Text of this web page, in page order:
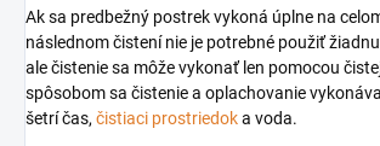
Ak sa predbežný postrek vykoná úplne na
následnom čistení nie je potrebné použiť
ale čistenie sa môže vykonať len pomocou
spôsobom sa čistenie a oplachovanie
šetrí čas, čistiaci prostriedoka voda.